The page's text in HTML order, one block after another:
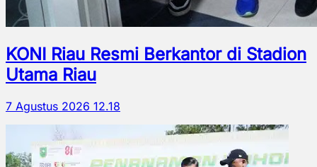
KONI Riau Resmi Berkantor di Stadion
Utama Riau
7 Agustus 2026 12.18